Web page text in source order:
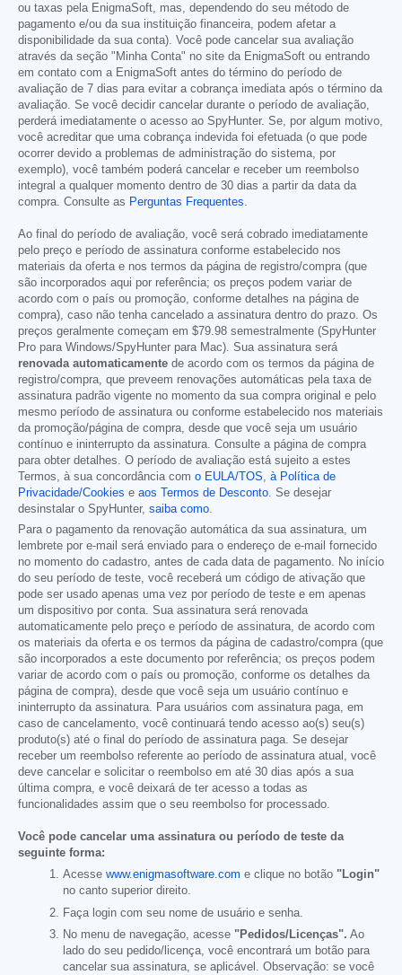
ou taxas pela EnigmaSoft, mas, dependendo do seu método de
pagamento e/ou da sua instituição financeira, podem afetar a
disponibilidade da sua conta). Você pode cancelar sua avaliação
através da seção "Minha Conta" no site da EnigmaSoft ou entrando
em contato com a EnigmaSoft antes do término do período de
avaliação de 7 dias para evitar a cobrança imediata após o término da
avaliação. Se você decidir cancelar durante o período de avaliação,
perderá imediatamente o acesso ao SpyHunter. Se, por algum motivo,
você acreditar que uma cobrança indevida foi efetuada (o que pode
ocorrer devido a problemas de administração do sistema, por
exemplo), você também poderá cancelar e receber um reembolso
integral a qualquer momento dentro de 30 dias a partir da data da
compra. Consulte as Perguntas Frequentes.
Ao final do período de avaliação, você será cobrado imediatamente
pelo preço e período de assinatura conforme estabelecido nos
materiais da oferta e nos termos da página de registro/compra (que
são incorporados aqui por referência; os preços podem variar de
acordo com o país ou promoção, conforme detalhes na página de
compra), caso não tenha cancelado a assinatura dentro do prazo. Os
preços geralmente começam em $79.98 semestralmente (SpyHunter
Pro para Windows/SpyHunter para Mac). Sua assinatura será
renovada automaticamente de acordo com os termos da página de
registro/compra, que preveem renovações automáticas pela taxa de
assinatura padrão vigente no momento da sua compra original e pelo
mesmo período de assinatura ou conforme estabelecido nos materiais
da promoção/página de compra, desde que você seja um usuário
contínuo e ininterrupto da assinatura. Consulte a página de compra
para obter detalhes. O período de avaliação está sujeito a estes
Termos, à sua concordância com o EULA/TOS, à Política de
Privacidade/Cookies e aos Termos de Desconto. Se desejar
desinstalar o SpyHunter, saiba como.
Para o pagamento da renovação automática da sua assinatura, um
lembrete por e-mail será enviado para o endereço de e-mail fornecido
no momento do cadastro, antes de cada data de pagamento. No início
do seu período de teste, você receberá um código de ativação que
pode ser usado apenas uma vez por período de teste e em apenas
um dispositivo por conta. Sua assinatura será renovada
automaticamente pelo preço e período de assinatura, de acordo com
os materiais da oferta e os termos da página de cadastro/compra (que
são incorporados a este documento por referência; os preços podem
variar de acordo com o país ou promoção, conforme os detalhes da
página de compra), desde que você seja um usuário contínuo e
ininterrupto da assinatura. Para usuários com assinatura paga, em
caso de cancelamento, você continuará tendo acesso ao(s) seu(s)
produto(s) até o final do período de assinatura paga. Se desejar
receber um reembolso referente ao período de assinatura atual, você
deve cancelar e solicitar o reembolso em até 30 dias após a sua
última compra, e você deixará de ter acesso a todas as
funcionalidades assim que o seu reembolso for processado.
Você pode cancelar uma assinatura ou período de teste da
seguinte forma:
Acesse www.enigmasoftware.com e clique no botão "Login"
no canto superior direito.
Faça login com seu nome de usuário e senha.
No menu de navegação, acesse "Pedidos/Licenças". Ao
lado do seu pedido/licença, você encontrará um botão para
cancelar sua assinatura, se aplicável. Observação: se você